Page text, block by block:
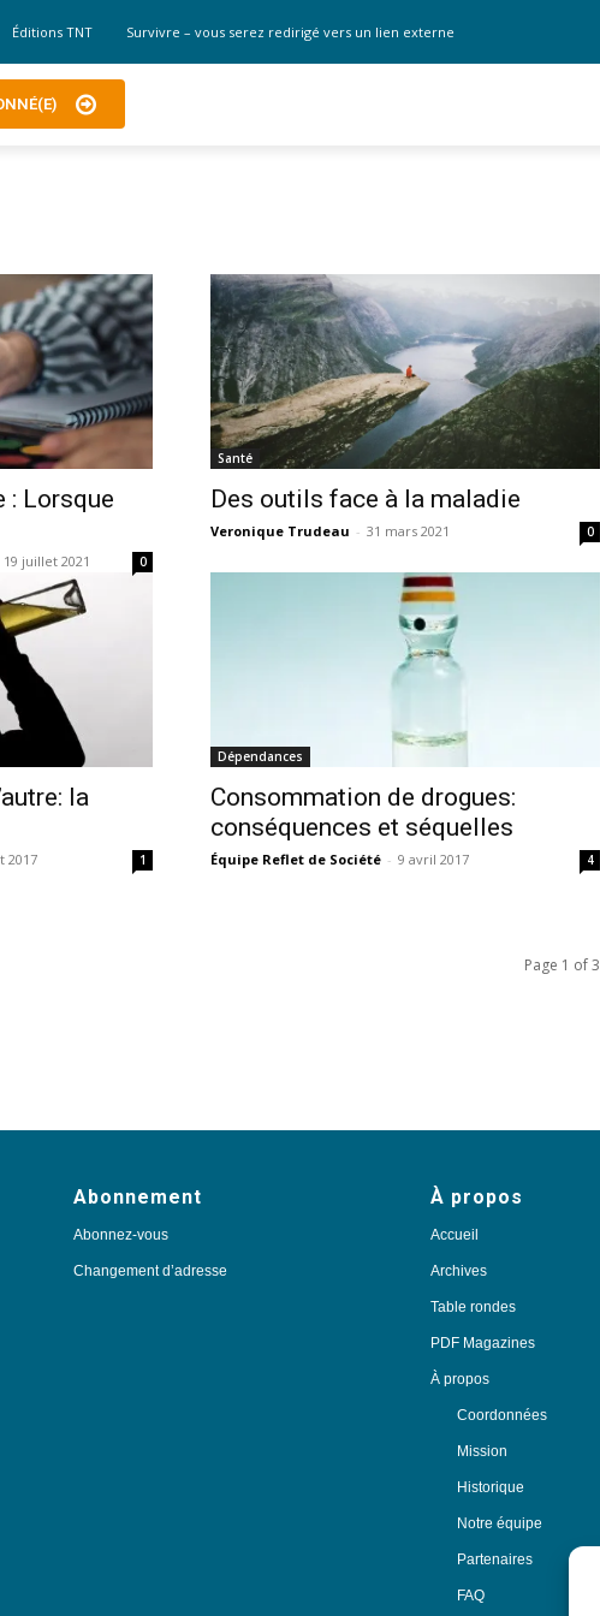
Éditions TNT Survivre – vous serez redirigé vers un lien externe
: Lorsque
19 juillet 2021 0
Santé
Des outils face à la maladie
Veronique Trudeau - 31 mars 2021 0
la
2017 1
Dépendances
Consommation de drogues:
conséquences et séquelles
Équipe Reflet de Société - 9 avril 2017 4
Page 1 of 3
Abonnement
Abonnez-vous
Changement d’adresse
À propos
Accueil
Archives
Table rondes
PDF Magazines
À propos
Coordonnées
Mission
Historique
Notre équipe
Partenaires
FAQ